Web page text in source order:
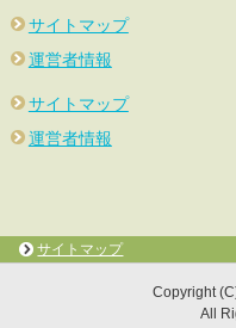
サイトマップ
運営者情報
サイトマップ
運営者情報
サイトマップ
Copyright
All